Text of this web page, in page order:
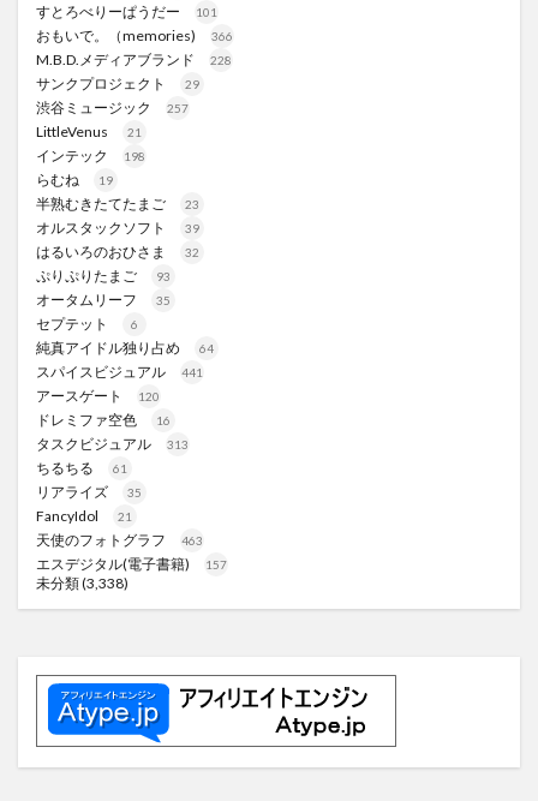
すとろべりーぱうだー 101
おもいで。（memories) 366
M.B.D.メディアブランド 228
サンクプロジェクト 29
渋谷ミュージック 257
LittleVenus 21
インテック 198
らむね 19
半熟むきたてたまご 23
オルスタックソフト 39
はるいろのおひさま 32
ぷりぷりたまご 93
オータムリーフ 35
セプテット 6
純真アイドル独り占め 64
スパイスビジュアル 441
アースゲート 120
ドレミファ空色 16
タスクビジュアル 313
ちるちる 61
リアライズ 35
FancyIdol 21
天使のフォトグラフ 463
エスデジタル(電子書籍) 157
未分類(3,338)